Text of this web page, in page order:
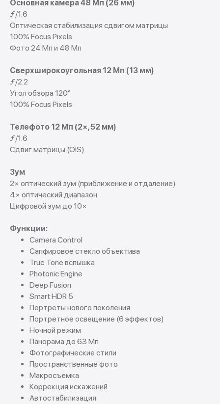
Основная камера 48 Мп (26 мм)
ƒ/1.6
Оптическая стабилизация сдвигом матрицы
100% Focus Pixels
Фото 24 Мп и 48 Мп
Сверхширокоугольная 12 Мп (13 мм)
ƒ/2.2
Угол обзора 120°
100% Focus Pixels
Телефото 12 Мп (2×, 52 мм)
ƒ/1.6
Сдвиг матрицы (OIS)
Зум
2× оптический зум (приближение и отдаление)
4× оптический диапазон
Цифровой зум до 10×
Функции:
Camera Control
Сапфировое стекло объектива
True Tone вспышка
Photonic Engine
Deep Fusion
Smart HDR 5
Портреты нового поколения
Портретное освещение (6 эффектов)
Ночной режим
Панорама до 63 Мп
Фотографические стили
Пространственные фото
Макросъёмка
Коррекция искажений
Автостабилизация